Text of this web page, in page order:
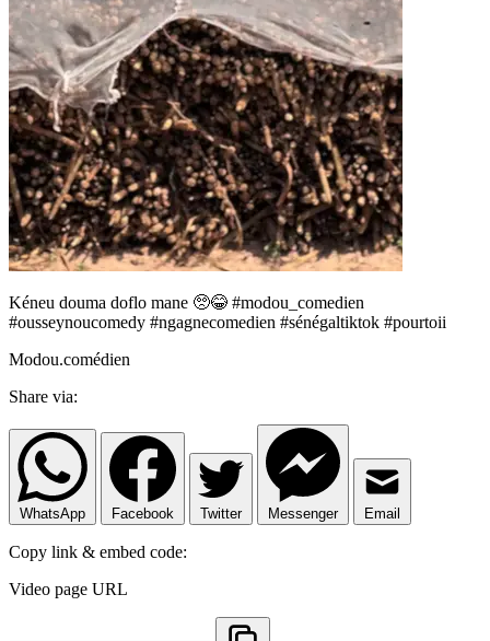
Kéneu douma doflo mane 🥺😂 #modou_comedien
#ousseynoucomedy #ngagnecomedien #sénégaltiktok #pourtoii
Modou.comédien
Share via:
WhatsApp Facebook Twitter Messenger Email
Copy link & embed code:
Video page URL